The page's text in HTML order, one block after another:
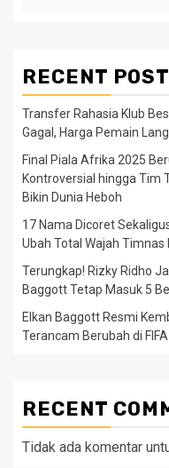
RECENT
Transfer Rahasia Klub
Gagal, Harga Pemain
Final Piala Afrika 2025
Kontroversial hingga Tim
Bikin Dunia Heboh
17 Nama Dicoret
Ubah Total Wajah Timnas
Terungkap! Rizky Ridho
Baggott Tetap Masuk 5
Elkan Baggott Resmi
Terancam Berubah di
RECENT
Tidak ada komentar